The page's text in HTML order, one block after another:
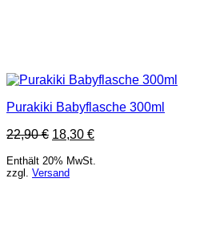
Purakiki Babyflasche 300ml
22,90€ 18,30 €
Enthält 20% MwSt.
zzgl. Versand